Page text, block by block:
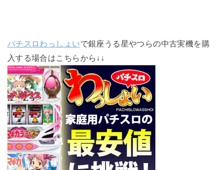
パチスロわっしょいで銀座うる星やつらの中古実機を購
入する場合はこちらから↓↓